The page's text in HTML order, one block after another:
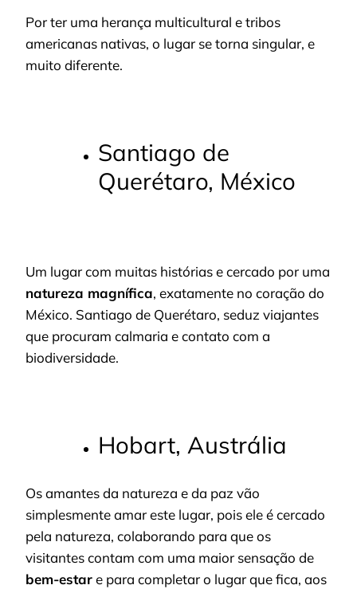
Por ter uma herança multicultural e tribos
americanas nativas, o lugar se torna singular, e
muito diferente.
Santiago de
Querétaro, México
Um lugar com muitas histórias e cercado por uma
natureza magnífica, exatamente no coração do
México. Santiago de Querétaro, seduz viajantes
que procuram calmaria e contato com a
biodiversidade.
Hobart, Austrália
Os amantes da natureza e da paz vão
simplesmente amar este lugar, pois ele é cercado
pela natureza, colaborando para que os
visitantes contam com uma maior sensação de
bem-estare para completar o lugar que fica, aos